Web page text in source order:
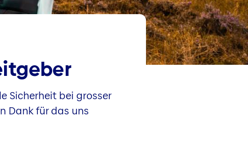
Sicherheit bei grosser
Dank für das uns